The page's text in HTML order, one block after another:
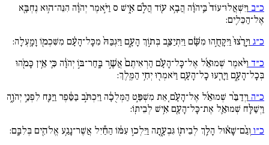
כ״ב וַיִּשְׁאֲלוּ־עוֹד֙ בַּֽיהֹוָ֔ה הֲבָ֥א ע֖וֹד הֲלֹ֣ם אִ֑ישׁ ס וַיֹּ֣אמֶר יְהֹוָ֔ה הִנֵּה־ה֥וּא נֶחְבָּ֖א
אֶל־הַכֵּלִֽים:
כ״ג וַיָּרֻ֙צוּ֙ וַיִּקָּחֻ֣הוּ מִשָּׁ֔ם וַיִּתְיַצֵּ֖ב בְּת֣וֹךְ הָעָ֑ם וַיִּגְבַּהּ֙ מִכָּל־הָעָ֔ם מִשִּׁכְמ֖וֹ וָמָֽעְלָה:
כ״ד וַיֹּ֨אמֶר שְׁמוּאֵ֜ל אֶל־כָּל־הָעָ֗ם הַרְאִיתֶם֙ אֲשֶׁ֣ר בָּֽחַר־בּ֣וֹ יְהֹוָ֔ה כִּ֛י אֵ֥ין כָּמֹ֖הוּ
בְּכָל־הָעָ֑ם וַיָּרִ֧עוּ כָל־הָעָ֛ם וַיֹּאמְר֖וּ יְחִ֥י הַמֶּֽלֶךְ:
כ״ה וַיְדַבֵּ֨ר שְׁמוּאֵ֜ל אֶל־הָעָ֗ם ֤אֵת מִשְׁפַּ֣ט הַמְּלֻכָ֔ה וַיִּכְתֹּ֣ב בַּסֵּ֔פֶר וַיַּנַּ֖ח לִפְנֵ֣י יְהֹוָ֑ה
וַיְשַׁלַּ֧ח שְׁמוּאֵ֛ל אֶת־כָּל־הָעָ֖ם אִ֥ישׁ לְבֵיתֽוֹ:
כ״ו וְגַ֨ם־שָׁא֔וּל הָלַ֥ךְ לְבֵית֖וֹ גִּבְעָ֑תָה וַיֵּלְכ֣וּ עִמּ֔וֹ הַחַ֕יִל אֲשֶׁר־נָגַ֥ע אֱלֹהִ֖ים בְּלִבָּֽם: